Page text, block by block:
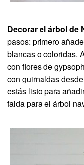
Decorar el árbol de
pasos: primero
blancas o coloridas.
con flores de
con guirnaldas
estás listo para
falda para el árbol